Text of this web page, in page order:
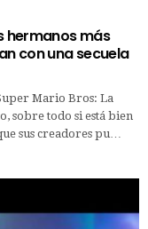
hermanos más
con una secuela
Mario Bros: La
sobre todo si está bien
sus creadores pu…